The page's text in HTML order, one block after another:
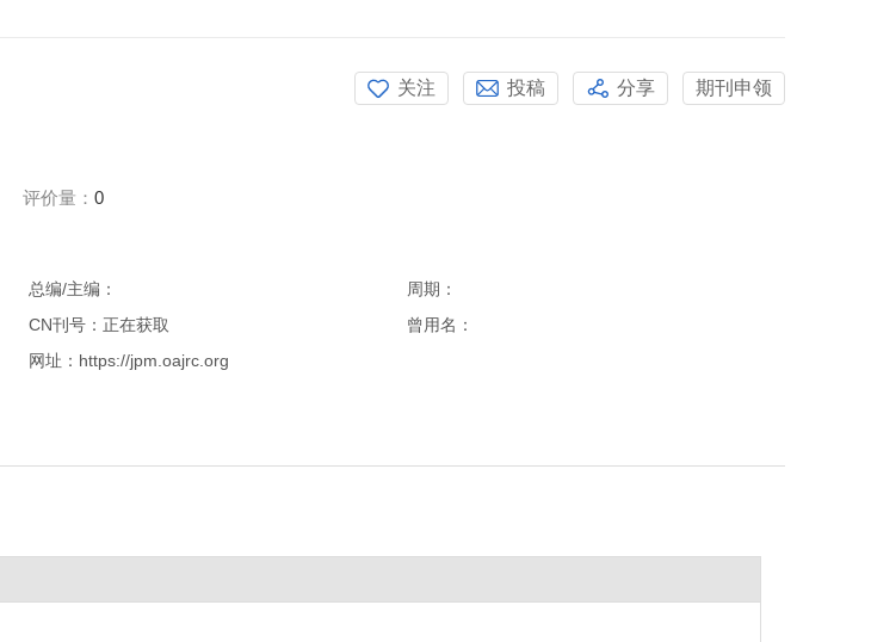
关注 投稿 分享 期刊申领
评价量： 0
总编/主编：
周期：
CN刊号：正在获取
曾用名：
网址：https://jpm.oajrc.org